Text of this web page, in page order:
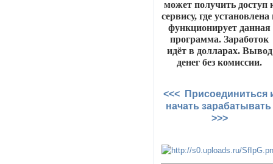
может получить доступ
сервису, где установлена
функционирует данная
программа. Заработок
идёт в долларах. Вывод
денег без комиссии.
<<< Присоединиться
начать зарабатывать
>>>